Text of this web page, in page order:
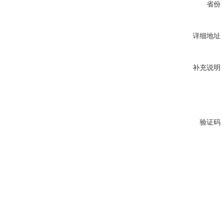
省份
详细地址
补充说明
验证码